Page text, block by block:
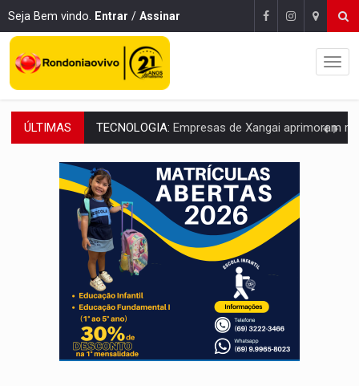
Seja Bem vindo. Entrar / Assinar
ÚLTIMAS PROTEGE A TERRA:China descobre como explodir asteroide com bomba
VÍDEO:Motociclista morre após bater na traseira de
PARECE UM NUGGET: Essa receita com frango virou o meu
EMPREENDEDORISMO:7 negócios que podem começar com pouco dinheiro e
GIGANTE DA AMÉRICA: Brasil reúne dimensão continental e posição
INDEPENDÊNCIA: 10 dicas importantes para quem quer
VARCENA: Cientistas descobrem nova espécie de rã em florestas
BARGANHA: Vai comprar celular usado? Veja como consultar o